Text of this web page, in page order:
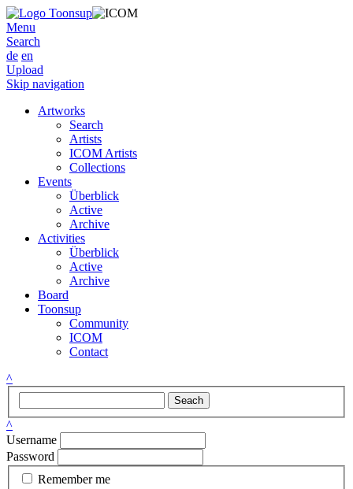
Menu
Search
de en
Upload
Skip navigation
Artworks
Search
Artists
ICOM Artists
Collections
Events
Überblick
Active
Archive
Activities
Überblick
Active
Archive
Board
Toonsup
Community
ICOM
Contact
^
Seach
^
Username
Password
Remember me